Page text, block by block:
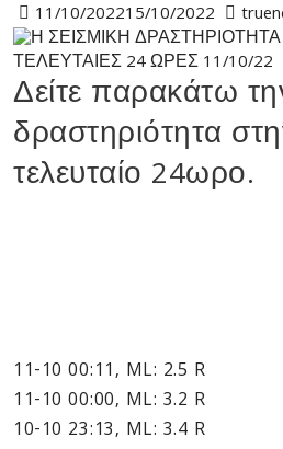
11/10/202215/10/2022
Δείτε παρακάτω
δραστηριότητα
τελευταίο 24ωρο.
11-10 00:11, ML: 2.5 R
11-10 00:00, ML: 3.2 R
10-10 23:13, ML: 3.4 R